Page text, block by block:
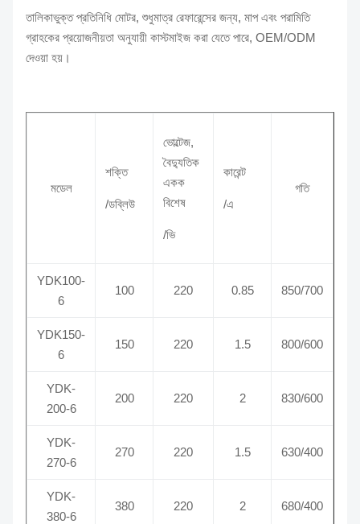
তালিকাভুক্ত প্রতিনিধি মোটর, শুধুমাত্র রেফারেন্সের জন্য, মাপ এবং পরামিতি
গ্রাহকের প্রয়োজনীয়তা অনুযায়ী কাস্টমাইজ করা যেতে পারে, OEM/ODM
দেওয়া হয়।
মডেল
শক্তি
/ডব্লিউ
ভোল্টেজ,
বৈদ্যুতিক
একক
বিশেষ
/ভি
কারেন্ট
/এ
গতি
YDK100-
6
100 220 0.85 850/700
YDK150-
6
150 220 1.5 800/600
YDK-
200-6
200 220 2 830/600
YDK-
270-6
270 220 1.5 630/400
YDK-
380-6
380 220 2 680/400